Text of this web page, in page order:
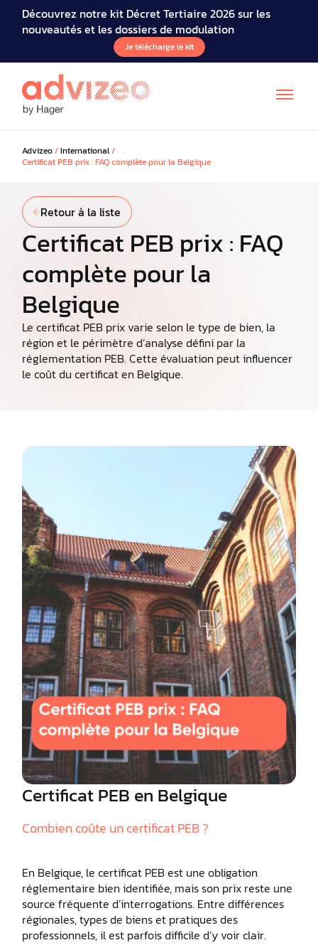
Découvrez notre kit Décret Tertiaire 2026 sur les
nouveautés et les dossiers de modulation
Je télécharge le kit
Advizeo/International/
Certificat PEB prix : FAQ complète pour la Belgique
Retour à la liste
Certificat PEB prix : FAQ
complète pour la
Belgique
Le certificat PEB prix varie selon le type de bien, la
région et le périmètre d’analyse défini par la
réglementation PEB. Cette évaluation peut influencer
le coût du certificat en Belgique.
Certificat PEB en Belgique
Combien coûte un certificat PEB ?
En Belgique, le certificat PEB est une obligation
réglementaire bien identifiée, mais son prix reste une
source fréquente d’interrogations. Entre différences
régionales, types de biens et pratiques des
professionnels, il est parfois difficile d’y voir clair.